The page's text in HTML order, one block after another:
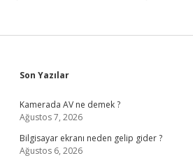
Sidebar
Son Yazılar
Kamerada AV ne demek ?
Ağustos 7, 2026
Bilgisayar ekranı neden gelip gider ?
Ağustos 6, 2026